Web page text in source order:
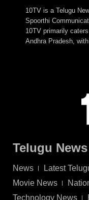
10TV is a Telugu
Spoorthi
10TV primarily
Andhra Pradesh,
Telugu News
News Latest
Movie News
Technology News